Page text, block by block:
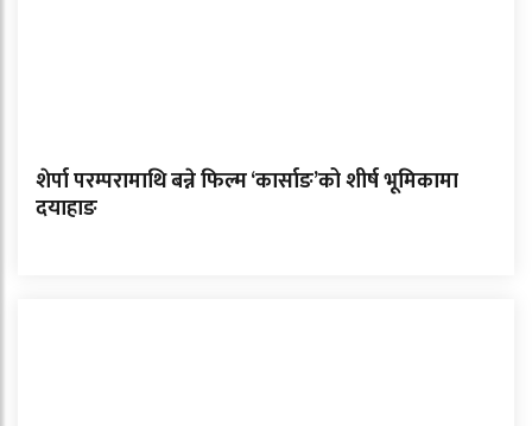
शेर्पा परम्परामाथि बन्ने फिल्म ‘कार्साङ’को शीर्ष भूमिकामा
दयाहाङ